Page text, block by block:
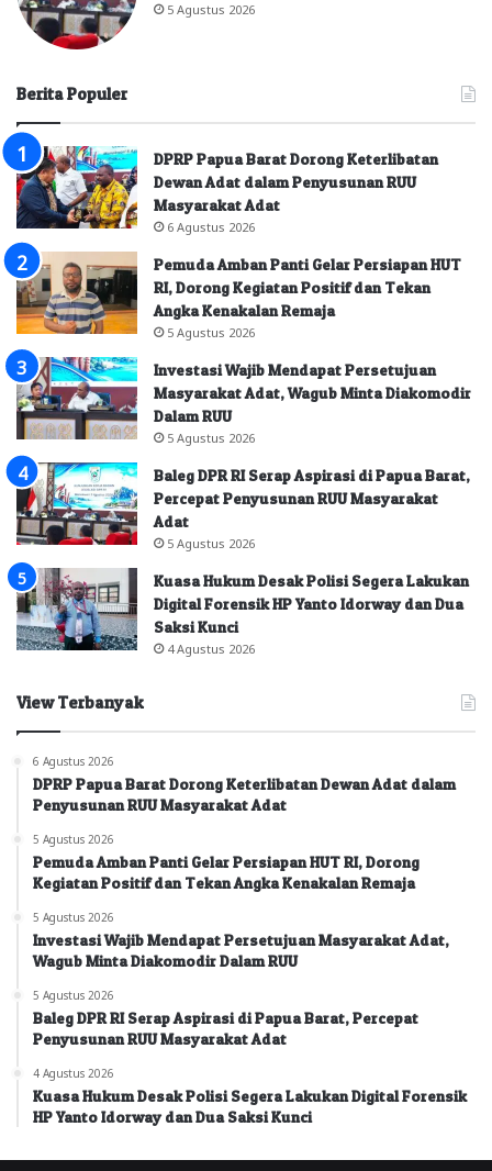
5 Agustus 2026
Berita Populer
DPRP Papua Barat Dorong Keterlibatan
Dewan Adat dalam Penyusunan RUU
Masyarakat Adat
6 Agustus 2026
Pemuda Amban Panti Gelar Persiapan HUT
RI, Dorong Kegiatan Positif dan Tekan
Angka Kenakalan Remaja
5 Agustus 2026
Investasi Wajib Mendapat Persetujuan
Masyarakat Adat, Wagub Minta Diakomodir
Dalam RUU
5 Agustus 2026
Baleg DPR RI Serap Aspirasi di Papua Barat,
Percepat Penyusunan RUU Masyarakat
Adat
5 Agustus 2026
Kuasa Hukum Desak Polisi Segera Lakukan
Digital Forensik HP Yanto Idorway dan Dua
Saksi Kunci
4 Agustus 2026
View Terbanyak
6 Agustus 2026
DPRP Papua Barat Dorong Keterlibatan Dewan Adat dalam
Penyusunan RUU Masyarakat Adat
5 Agustus 2026
Pemuda Amban Panti Gelar Persiapan HUT RI, Dorong
Kegiatan Positif dan Tekan Angka Kenakalan Remaja
5 Agustus 2026
Investasi Wajib Mendapat Persetujuan Masyarakat Adat,
Wagub Minta Diakomodir Dalam RUU
5 Agustus 2026
Baleg DPR RI Serap Aspirasi di Papua Barat, Percepat
Penyusunan RUU Masyarakat Adat
4 Agustus 2026
Kuasa Hukum Desak Polisi Segera Lakukan Digital Forensik
HP Yanto Idorway dan Dua Saksi Kunci